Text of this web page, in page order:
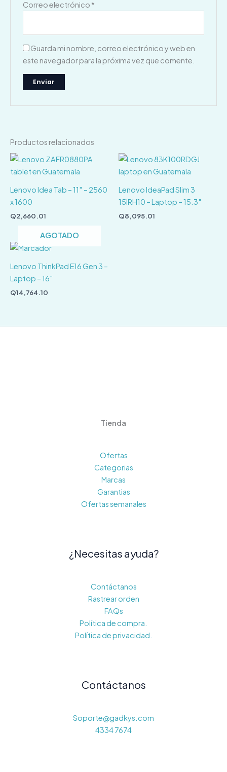
Correo electrónico *
Guarda mi nombre, correo electrónico y web en
este navegador para la próxima vez que comente.
Productos relacionados
Lenovo Idea Tab – 11″ – 2560
x 1600
Q2,660.01
Lenovo IdeaPad Slim 3
15IRH10 – Laptop – 15.3″
Q8,095.01
AGOTADO
Lenovo ThinkPad E16 Gen 3 –
Laptop – 16″
Q14,764.10
Tienda
Ofertas
Categorias
Marcas
Garantias
Ofertas semanales
¿Necesitas ayuda?
Contáctanos
Rastrear orden
FAQs
Política de compra.
Política de privacidad.
Contáctanos
Soporte@gadkys.com
4334 7674